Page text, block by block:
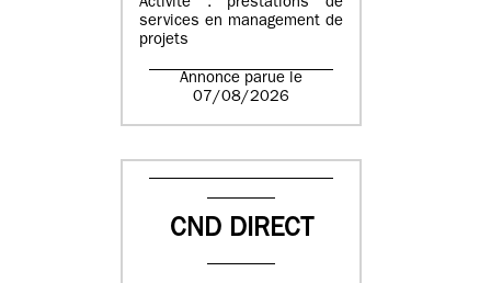
Activité : prestations de
services en management de
projets
Annonce parue le
07/08/2026
CND DIRECT